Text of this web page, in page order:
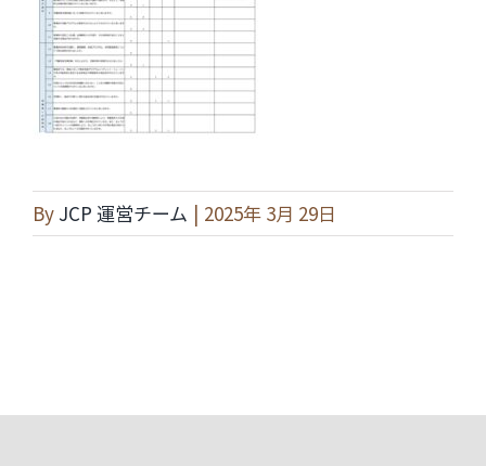
By JCP 運営チーム | 2025年 3月 29日